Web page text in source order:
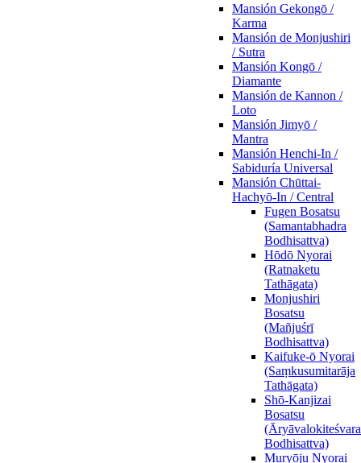
Mansión Gekongō /
Karma
Mansión de Monjushiri
/ Sutra
Mansión Kongō /
Diamante
Mansión de Kannon /
Loto
Mansión Jimyō /
Mantra
Mansión Henchi-In /
Sabiduría Universal
Mansión Chūttai-
Hachyō-In / Central
Fugen Bosatsu
(Samantabhadra
Bodhisattva)
Hōdō Nyorai
(Ratnaketu
Tathāgata)
Monjushiri
Bosatsu
(Mañjuśrī
Bodhisattva)
Kaifuke-ō Nyorai
(Saṃkusumitarāja
Tathāgata)
Shō-Kanjizai
Bosatsu
(Āryāvalokiteśvara
Bodhisattva)
Muryōju Nyorai